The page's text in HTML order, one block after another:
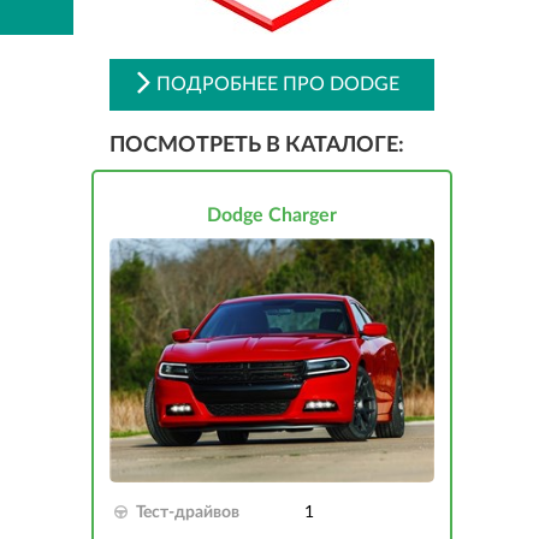
ПОДРОБНЕЕ ПРО DODGE
ПОСМОТРЕТЬ В КАТАЛОГЕ:
Dodge Charger
Тест-драйвов 1